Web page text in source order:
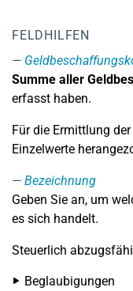
FELDHILFEN
Summe aller
erfasst haben.
Für die Ermittlung
Einzelwerte
Bezeichnung
Geben Sie an, um
es sich handelt.
Steuerlich
Beglaubigungen